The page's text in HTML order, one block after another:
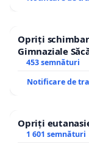
Opriți
Gimnaziale
453 semnături
Notificare de
Opriți
1 601 semnături